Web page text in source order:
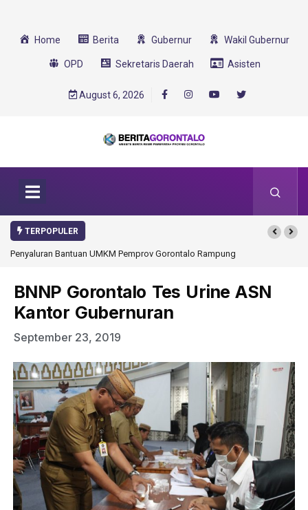
Home Berita Gubernur Wakil Gubernur
OPD Sekretaris Daerah Asisten
August 6, 2026
TERPOPULER
RampungGorontalo Ikut Dukung Program SMA Unggul Garuda
BNNP Gorontalo Tes Urine ASN
Kantor Gubernuran
September 23, 2019